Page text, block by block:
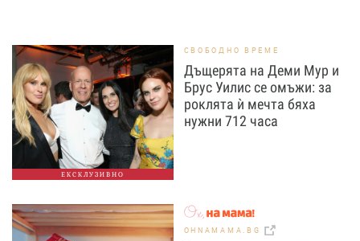
ЕКСКЛУЗИВНО
СВОБОДНО ВРЕМЕ
Дъщерята на Деми Мур и
Брус Уилис се омъжи: за
роклята ѝ мечта бяха
нужни 712 часа
OHNAMAMA.BG